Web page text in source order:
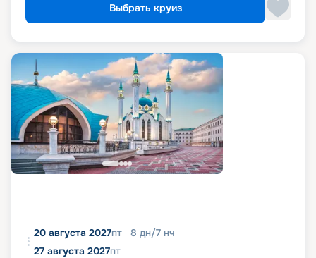
Выбрать круиз
20 августа 2027пт 8 дн/7 нч
27 августа 2027пт